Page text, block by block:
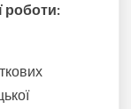
роботи: